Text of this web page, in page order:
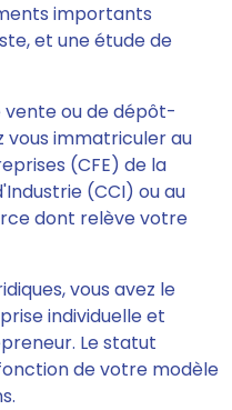
importants
et une étude de
vente ou de dépôt-
vous immatriculer au
(CFE) de la
(CCI) ou au
dont relève votre
vous avez le
individuelle et
Le statut
de votre modèle